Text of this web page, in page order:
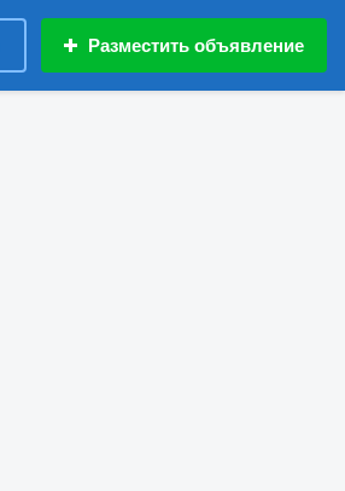
Разместить объявление